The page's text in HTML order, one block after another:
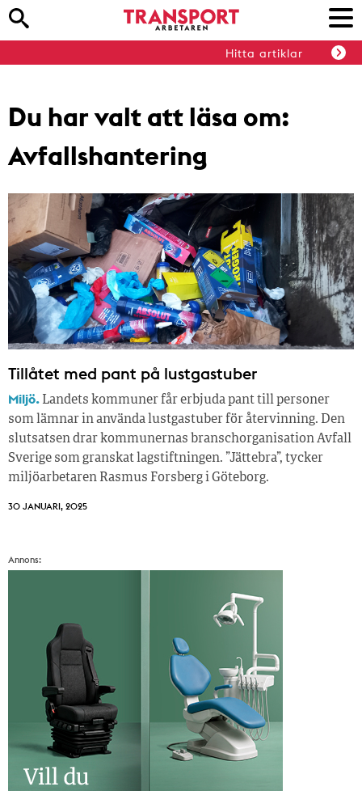
Hitta artiklar
Du har valt att läsa om:
Avfallshantering
Tillåtet med pant på lustgastuber
Miljö. Landets kommuner får erbjuda pant till personer
som lämnar in använda lustgastuber för återvinning. Den
slutsatsen drar kommunernas branschorganisation Avfall
Sverige som granskat lagstiftningen. ”Jättebra”, tycker
miljöarbetaren Rasmus Forsberg i Göteborg.
30 JANUARI, 2025
Annons: